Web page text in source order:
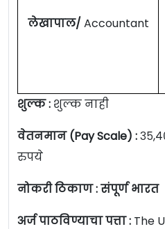
लेखापाल/ Accountant
शुल्क : शुल्क नाही
वेतनमान (Pay Scale) :
रुपये
नोकरी ठिकाण : संपूर्ण भारत
अर्ज पाठविण्याचा पत्ता : The